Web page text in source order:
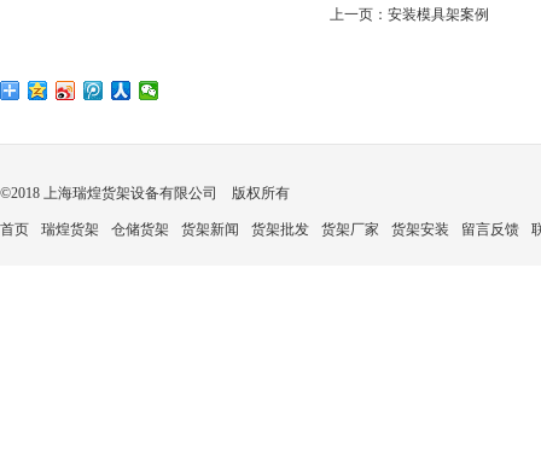
上一页： 安装模具架案例
©2018 上海瑞煌货架设备有限公司 版权所有
首页 瑞煌货架 仓储货架 货架新闻 货架批发 货架厂家 货架安装 留言反馈